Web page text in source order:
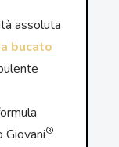
assoluta
bucato
Giovani®